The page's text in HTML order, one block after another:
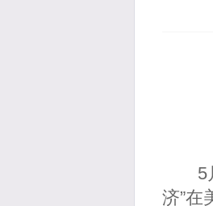
5月
济”在